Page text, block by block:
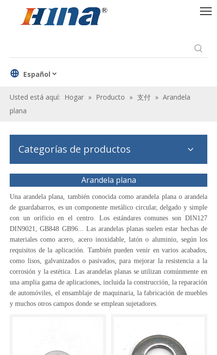
Español
Usted está aquí: Hogar » Producto » 支付 » Arandela
plana
Categorías de productos
Arandela plana
Una arandela plana, también conocida como arandela plana o arandela
de guardabarros, es un componente metálico circular, delgado y simple
con un orificio en el centro. Los estándares comunes son DIN127
DIN9021, GB848 GB96... Las arandelas planas suelen estar hechas de
materiales como acero, acero inoxidable, latón o aluminio, según los
requisitos de la aplicación. También pueden venir en varios acabados,
como lisos, galvanizados o pasivados, para mejorar la resistencia a la
corrosión y la estética. Las arandelas planas se utilizan comúnmente en
una amplia gama de aplicaciones, incluida la construcción, la reparación
de automóviles, el ensamblaje de maquinaria, la fabricación de muebles
y muchos otros campos donde se emplean sujetadores.